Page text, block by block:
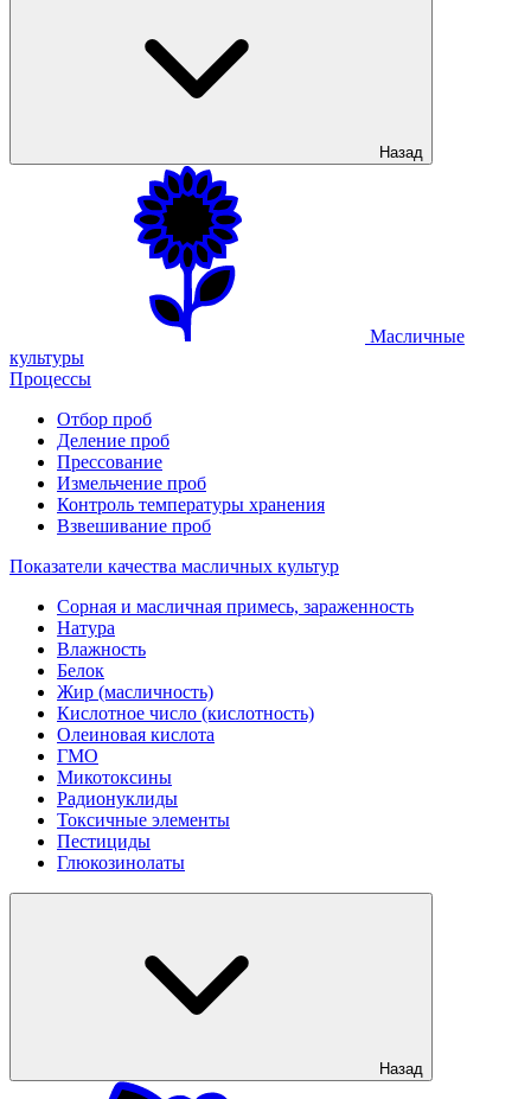
Назад
Масличные
культуры
Процессы
Отбор проб
Деление проб
Прессование
Измельчение проб
Контроль температуры хранения
Взвешивание проб
Показатели качества масличных культур
Сорная и масличная примесь, зараженность
Натура
Влажность
Белок
Жир (масличность)
Кислотное число (кислотность)
Олеиновая кислота
ГМО
Микотоксины
Радионуклиды
Токсичные элементы
Пестициды
Глюкозинолаты
Назад